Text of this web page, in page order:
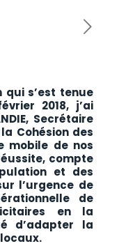
qui s’est tenue
2018, j’ai
Secrétaire
Cohésion des
mobile de nos
compte
et des
l’urgence de
de
en la
d’adapter la